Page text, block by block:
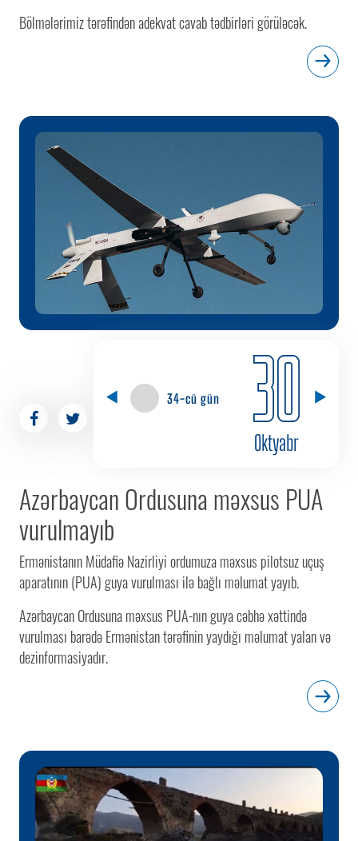
Bölmələrimiz tərəfindən adekvat cavab tədbirləri görüləcək.
34-cü gün 30
Oktyabr
Azərbaycan Ordusuna məxsus PUA
vurulmayıb
Ermənistanın Müdafiə Nazirliyi ordumuza məxsus pilotsuz uçuş
aparatının (PUA) guya vurulması ilə bağlı məlumat yayıb.
Azərbaycan Ordusuna məxsus PUA-nın guya cəbhə xəttində
vurulması barədə Ermənistan tərəfinin yaydığı məlumat yalan və
dezinformasiyadır.